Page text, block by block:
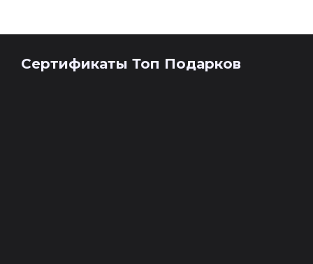
Сертификаты Топ Подарков